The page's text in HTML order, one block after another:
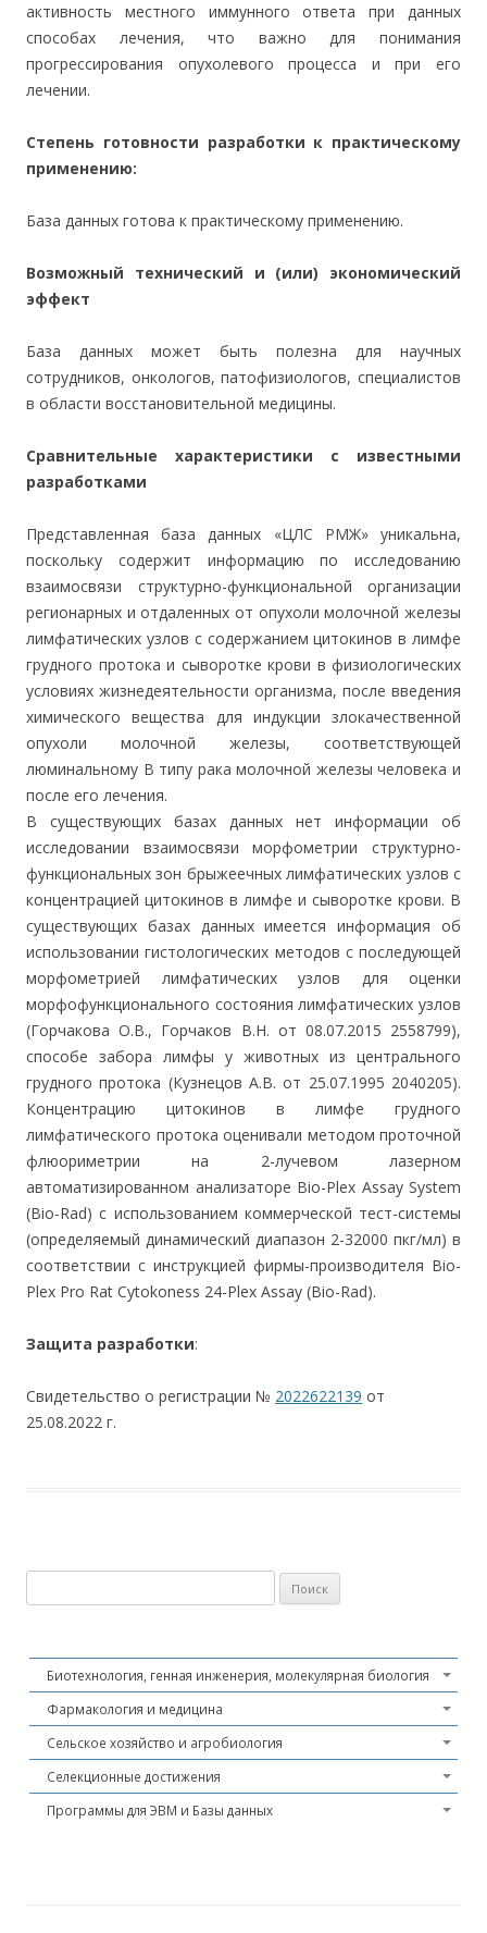
активность местного иммунного ответа при данных
способах лечения, что важно для понимания
прогрессирования опухолевого процесса и при его
лечении.
Степень готовности разработки к практическому
применению:
База данных готова к практическому применению.
Возможный технический и (или) экономический
эффект
База данных может быть полезна для научных
сотрудников, онкологов, патофизиологов, специалистов
в области восстановительной медицины.
Сравнительные характеристики с известными
разработками
Представленная база данных «ЦЛС РМЖ» уникальна,
поскольку содержит информацию по исследованию
взаимосвязи структурно-функциональной организации
регионарных и отдаленных от опухоли молочной железы
лимфатических узлов с содержанием цитокинов в лимфе
грудного протока и сыворотке крови в физиологических
условиях жизнедеятельности организма, после введения
химического вещества для индукции злокачественной
опухоли молочной железы, соответствующей
люминальному В типу рака молочной железы человека и
после его лечения.
В существующих базах данных нет информации об
исследовании взаимосвязи морфометрии структурно-
функциональных зон брыжеечных лимфатических узлов с
концентрацией цитокинов в лимфе и сыворотке крови. В
существующих базах данных имеется информация об
использовании гистологических методов с последующей
морфометрией лимфатических узлов для оценки
морфофункционального состояния лимфатических узлов
(Горчакова О.В., Горчаков В.Н. от 08.07.2015 2558799),
способе забора лимфы у животных из центрального
грудного протока (Кузнецов А.В. от 25.07.1995 2040205).
Концентрацию цитокинов в лимфе грудного
лимфатического протока оценивали методом проточной
флюориметрии на 2-лучевом лазерном
автоматизированном анализаторе Bio-Plex Assay System
(Bio-Rad) c использованием коммерческой тест-системы
(определяемый динамический диапазон 2-32000 пкг/мл) в
соответствии с инструкцией фирмы-производителя Bio-
Plex Pro Rat Cytokoness 24-Plex Assay (Bio-Rad).
Защита разработки:
Свидетельство о регистрации № 2022622139 от
25.08.2022 г.
Биотехнология, генная инженерия, молекулярная биология
Фармакология и медицина
Сельское хозяйство и агробиология
Селекционные достижения
Программы для ЭВМ и Базы данных